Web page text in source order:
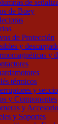
de
de Buey
de Protección
y
y
térmicos
y
y Componentes
y
y Soportes
y
Actuadores
Controladores y
PLC
HMI
IPC
Interfaces y
Relés de
Sensores
Variadores
y
Dispositivos de